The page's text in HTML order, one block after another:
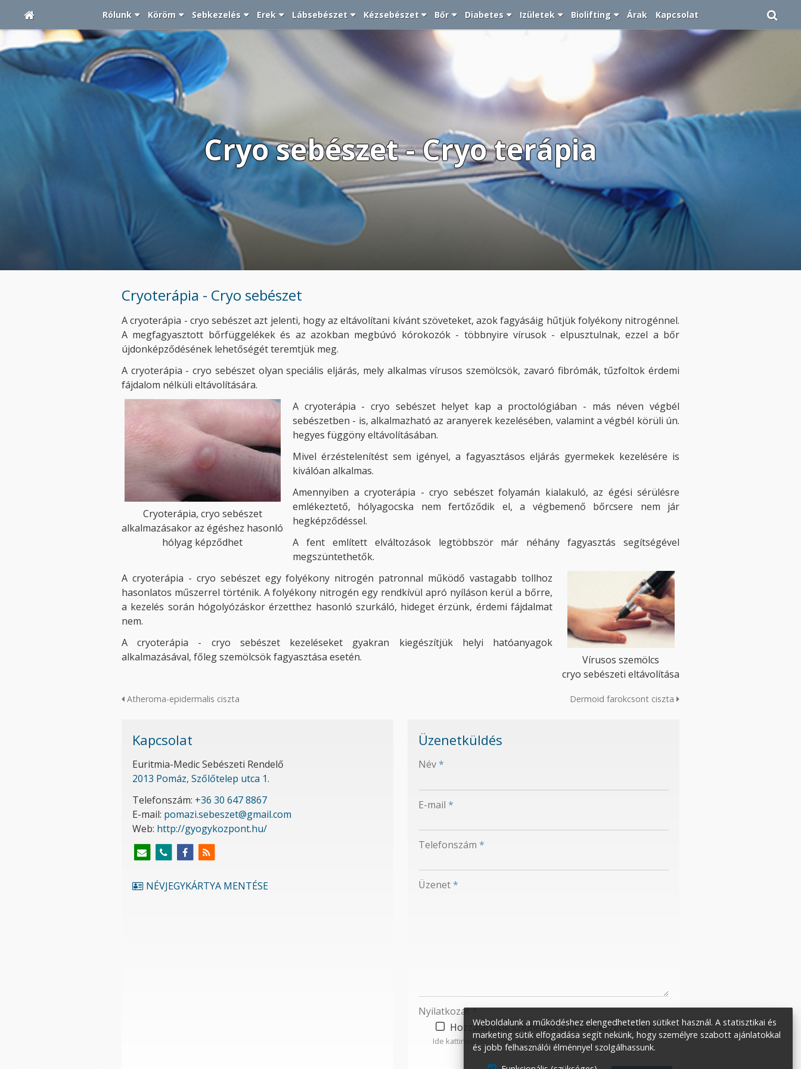
Rólunk Köröm Sebkezelés Erek Lábsebészet Kézsebészet Bőr Diabetes Izületek Biolifting Árak Kapcsolat
Cryo sebészet - Cryo terápia
Cryoterápia - Cryo sebészet
A cryoterápia - cryo sebészet azt jelenti, hogy az eltávolítani kívánt szöveteket, azok fagyásáig hűtjük folyékony nitrogénnel.
A megfagyasztott bőrfüggelékek és az azokban megbúvó kórokozók - többnyire vírusok - elpusztulnak, ezzel a bőr
újdonképződésének lehetőségét teremtjük meg.
A cryoterápia - cryo sebészet olyan speciális eljárás, mely alkalmas vírusos szemölcsök, zavaró fibrómák, tűzfoltok érdemi
fájdalom nélküli eltávolítására.
Cryoterápia, cryo sebészet
alkalmazásakor az égéshez hasonló
hólyag képződhet
A cryoterápia - cryo sebészet helyet kap a proctológiában - más néven végbél
sebészetben - is, alkalmazható az aranyerek kezelésében, valamint a végbél körüli ún.
hegyes függöny eltávolításában.
Mivel érzéstelenítést sem igényel, a fagyasztásos eljárás gyermekek kezelésére is
kiválóan alkalmas.
Amennyiben a cryoterápia - cryo sebészet folyamán kialakuló, az égési sérülésre
emlékeztető, hólyagocska nem fertőződik el, a végbemenő bőrcsere nem jár
hegképződéssel.
A fent említett elváltozások legtöbbször már néhány fagyasztás segítségével
megszüntethetők.
Vírusos szemölcs
cryo sebészeti eltávolítása
A cryoterápia - cryo sebészet egy folyékony nitrogén patronnal működő vastagabb tollhoz
hasonlatos műszerrel történik. A folyékony nitrogén egy rendkívül apró nyíláson kerül a bőrre,
a kezelés során hógolyózáskor érzetthez hasonló szurkáló, hideget érzünk, érdemi fájdalmat
nem.
A cryoterápia - cryo sebészet kezeléseket gyakran kiegészítjük helyi hatóanyagok
alkalmazásával, főleg szemölcsök fagyasztása esetén.
Atheroma-epidermalis ciszta Dermoid farokcsont ciszta
Kapcsolat
Euritmia-Medic Sebészeti Rendelő
2013 Pomáz, Szőlőtelep utca 1.
Telefonszám: +36 30 647 8867
E-mail: pomazi.sebeszet@gmail.com
Web: http://gyogykozpont.hu/
NÉVJEGYKÁRTYA MENTÉSE
Üzenetküldés
-
Név*
E-mail *
Telefonszám *
Üzenet*
Nyilatkozat*
Hozzájárulok személyes adataim kezeléséhez.
Ide kattintva tekinthető meg: Adatvédelmi nyilatkozat.
Weboldalunk a működéshez elengedhetetlen sütiket használ. A statisztikai és
marketing sütik elfogadása segít nekünk, hogy személyre szabott ajánlatokkal
és jobb felhasználói élménnyel szolgálhassunk.